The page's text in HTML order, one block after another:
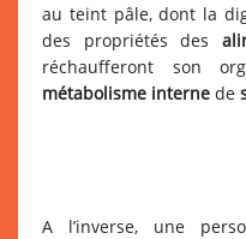
au teint pâle, dont la
des propriétés des
réchaufferont son
métabolisme interne de
A l’inverse, une